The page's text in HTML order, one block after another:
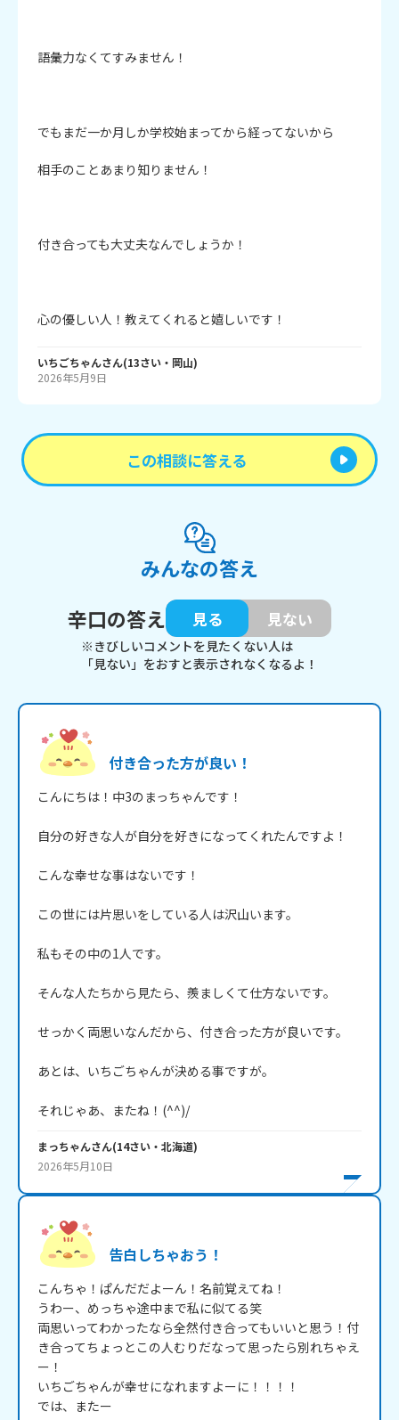
語彙力なくてすみません！
でもまだ一か月しか学校始まってから経ってないから
相手のことあまり知りません！
付き合っても大丈夫なんでしょうか！
心の優しい人！教えてくれると嬉しいです！
いちごちゃんさん(13さい・ 岡山)
2026年5月9日
この相談に答える
みんなの答え
辛口の答え
見る 見ない
※きびしいコメントを見たくない人は
「見ない」をおすと表示されなくなるよ！
付き合った方が良い！
こんにちは！中3のまっちゃんです！
自分の好きな人が自分を好きになってくれたんですよ！
こんな幸せな事はないです！
この世には片思いをしている人は沢山います。
私もその中の1人です。
そんな人たちから見たら、羨ましくて仕方ないです。
せっかく両思いなんだから、付き合った方が良いです。
あとは、いちごちゃんが決める事ですが。
それじゃあ、またね！(^^)/
まっちゃんさん(14さい・ 北海道)
2026年5月10日
告白しちゃおう！
こんちゃ！ぱんだだよーん！名前覚えてね！
うわー、めっちゃ途中まで私に似てる笑
両思いってわかったなら全然付き合ってもいいと思う！付
き合ってちょっとこの人むりだなって思ったら別れちゃえ
ー！
いちごちゃんが幸せになれますよーに！！！！
では、またー